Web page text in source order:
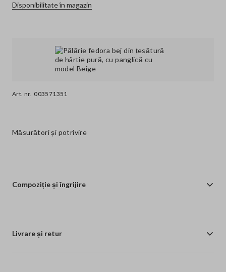
Art. nr. 003571351
Disponibilitate în magazin
Măsurători și potrivire
Compoziție și îngrijire
Livrare și retur